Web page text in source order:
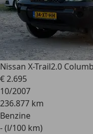
Nissan X-Trail2.0
€ 2.695
10/2007
236.877 km
Benzine
- (l/100 km)